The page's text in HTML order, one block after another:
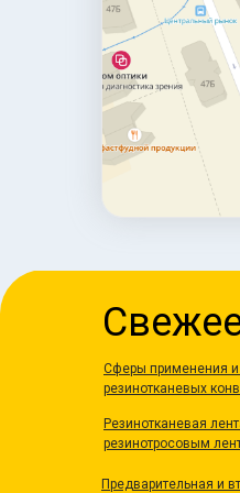
Сферы применения и
резинотканевых
Резинотканевая
резинотросовым
Предварительная и